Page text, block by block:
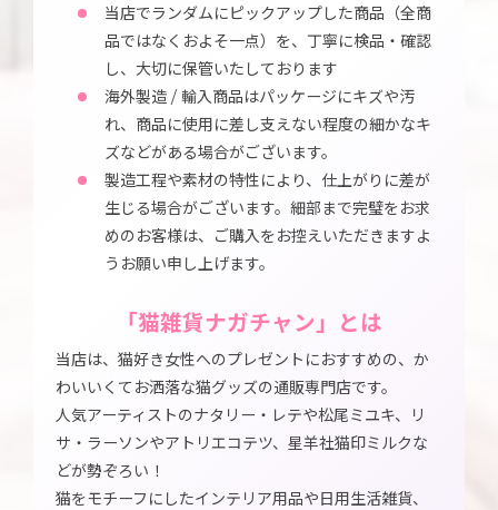
当店でランダムにピックアップした商品（全商
品ではなくおよそ一点）を、丁寧に検品・確認
し、大切に保管いたしております
海外製造 / 輸入商品はパッケージにキズや汚
れ、商品に使用に差し支えない程度の細かなキ
ズなどがある場合がございます。
製造工程や素材の特性により、仕上がりに差が
生じる場合がございます。細部まで完璧をお求
めのお客様は、ご購入をお控えいただきますよ
うお願い申し上げます。
「猫雑貨ナガチャン」とは
当店は、猫好き女性へのプレゼントにおすすめの、か
わいいくてお洒落な猫グッズの通販専門店です。
人気アーティストのナタリー・レテや松尾ミユキ、リ
サ・ラーソンやアトリエコテツ、星羊社猫印ミルクな
どが勢ぞろい！
猫をモチーフにしたインテリア用品や日用生活雑貨、